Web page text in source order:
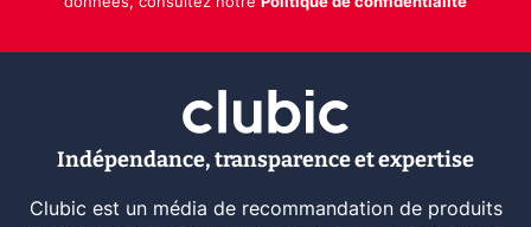
Indépendance, transparence et expertise
Clubic est un média de recommandation de produits